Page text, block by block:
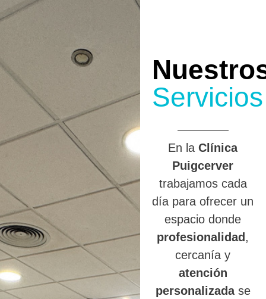
Servicios
En laClínica
Puigcerver
trabajamos cada
día para ofrecer un
espacio donde
profesionalidad ,
cercanía y
atención
personalizadase